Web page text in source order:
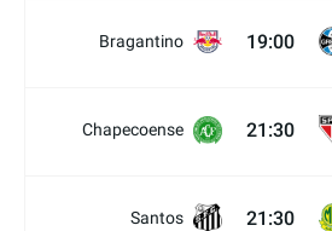
Bragantino 19:00
Chapecoense 21:30
Santos 21:30